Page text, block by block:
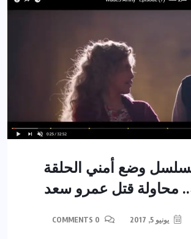
وضع أمني الحلقة
محاولة قتل عمرو سعد
يونيو 5, 2017